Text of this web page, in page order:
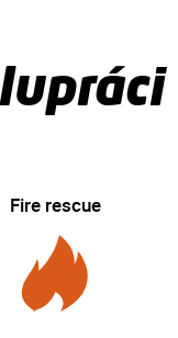
Fire rescue